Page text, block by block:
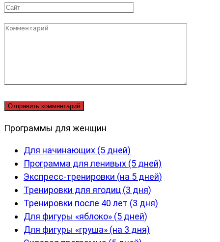
Сайт
Комментарий
Программы для женщин
Для начинающих (5 дней)
Программа для ленивых (5 дней)
Экспресс-тренировки (на 5 дней)
Тренировки для ягодиц (3 дня)
Тренировки после 40 лет (3 дня)
Для фигуры «яблоко» (5 дней)
Для фигуры «груша» (на 3 дня)